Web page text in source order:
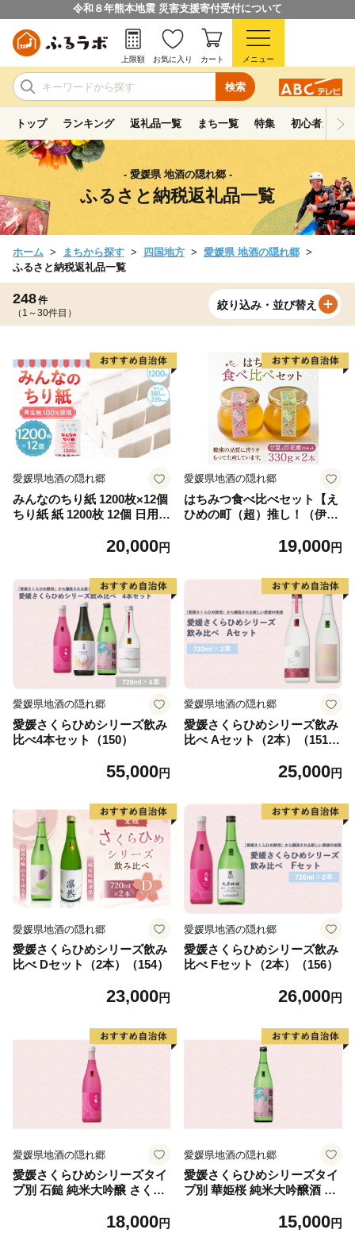
令和８年熊本地震 災害支援寄付受付について
検索
上限額 お気に入り カート メニュー
トップ ランキング 返礼品一覧 まち一覧 特集 初心者ガイド
- 愛媛県 地酒の隠れ郷 -
ふるさと納税返礼品一覧
ホーム まちから探す 四国地方
愛媛県 地酒の隠れ郷
ふるさと納税返礼品一覧
248件
（1～30件目）
絞り込み・並び替え
愛媛県地酒の隠れ郷
みんなのちり紙 1200枚×12個
ちり紙 紙 1200枚 12個 日用品
消耗品 愛媛県 （1025）
20,000円
愛媛県地酒の隠れ郷
はちみつ食べ比べセット【え
ひめの町（超）推し！（伊方
19,000円
愛媛県地酒の隠れ郷
愛媛さくらひめシリーズ飲み
比べ4本セット（150）
55,000円
愛媛県地酒の隠れ郷
愛媛さくらひめシリーズ飲み
比べ Aセット（2本）（151-
25,000円
愛媛県地酒の隠れ郷
愛媛さくらひめシリーズ飲み
比べ Dセット（2本）（154）
23,000円
愛媛県地酒の隠れ郷
愛媛さくらひめシリーズ飲み
比べ Fセット（2本）（156）
26,000円
愛媛県地酒の隠れ郷
愛媛さくらひめシリーズタイ
プ別 石鎚 純米大吟醸 さくら
18,000円
愛媛県地酒の隠れ郷
愛媛さくらひめシリーズタイ
プ別 華姫桜 純米大吟醸酒 SA
15,000円